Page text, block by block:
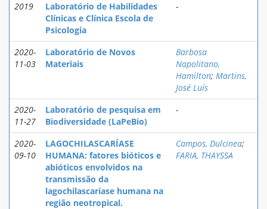
2019
Laboratório de Habilidades
Clínicas e Clínica Escola de
Psicologia
-
2020-
11-03
Laboratório de Novos
Materiais
Barbosa
Napolitano,
Hamilton; Martins,
José Luís
2020-
11-27
Laboratório de pesquisa em
Biodiversidade (LaPeBio)
-
2020-
09-10
LAGOCHILASCARÍASE
HUMANA: fatores bióticos e
abióticos envolvidos na
transmissão da
lagochilascaríase humana na
região neotropical.
Campos, Dulcinea;
FARIA, THAYSSA